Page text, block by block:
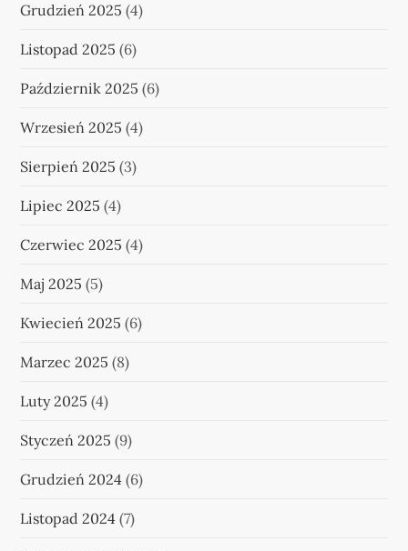
Grudzień 2025 (4)
Listopad 2025 (6)
Październik 2025 (6)
Wrzesień 2025 (4)
Sierpień 2025 (3)
Lipiec 2025 (4)
Czerwiec 2025 (4)
Maj 2025 (5)
Kwiecień 2025 (6)
Marzec 2025 (8)
Luty 2025 (4)
Styczeń 2025 (9)
Grudzień 2024 (6)
Listopad 2024 (7)